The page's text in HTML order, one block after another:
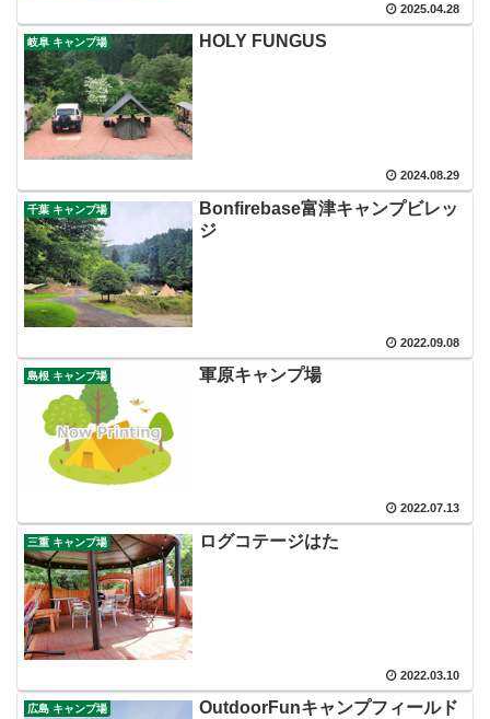
2025.04.28
岐阜 キャンプ場 HOLY FUNGUS
2024.08.29
千葉 キャンプ場
Bonfirebase富津キャンプビレッ
ジ
2022.09.08
島根 キャンプ場 軍原キャンプ場
2022.07.13
三重 キャンプ場 ログコテージはた
2022.03.10
広島 キャンプ場 OutdoorFunキャンプフィールド